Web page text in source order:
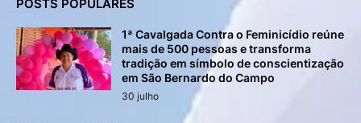
POSTS POPULARES
1ª Cavalgada Contra o Feminicídio reúne
mais de 500 pessoas e transforma
tradição em símbolo de conscientização
em São Bernardo do Campo
30 julho